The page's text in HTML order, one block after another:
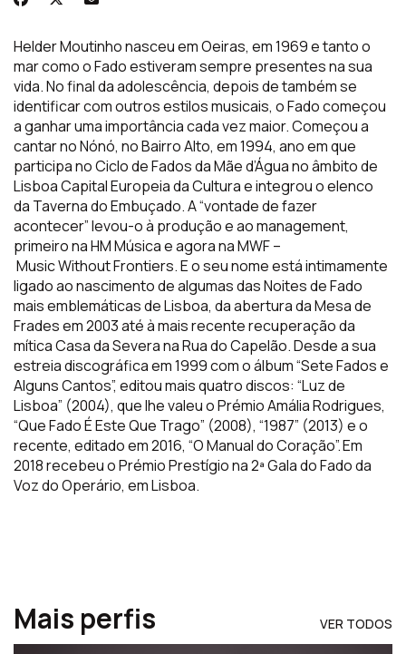
HelderMoutinho nasceu em Oeiras, em 1969 e tanto o
mar comoo Fado estiveram sempre presentes na sua
vida. No final da adolescência, depois de também se
identificar com outros estilos musicais, o Fado começou
a ganhar uma importância cada vez maior.Começou a
cantar noNónó, no Bairro Alto, em 1994, ano em que
participa no Ciclo de Fados da Mãe d’Água no âmbito de
Lisboa Capital Europeia da Cultura e integrou o elenco
da Taverna do Embuçado.A “vontade de fazer
acontecer” levou-o à produção e ao management,
primeiro na HM Música e agora na MWF –
MusicWithoutFrontiers.E oseu nome está intimamente
ligado ao nascimento de algumas das Noites de Fado
mais emblemáticas de Lisboa, da abertura da Mesa de
Frades em 2003 até à mais recente recuperação da
mítica Casa da Severa na Rua do Capelão.Desde a sua
estreia discográficaem 1999 com o álbum“Sete Fados e
Alguns Cantos”, editou mais quatrodiscos: “Luz de
Lisboa” (2004), que lhe valeu o Prémio Amália Rodrigues,
“Que Fado É Este Que Trago” (2008), “1987” (2013) e o
recente, editadoem 2016, “O Manual do Coração”. Em
2018 recebeu o Prémio Prestígio na 2ª Gala do Fado da
Voz do Operário, em Lisboa.
Mais perfis VER TODOS